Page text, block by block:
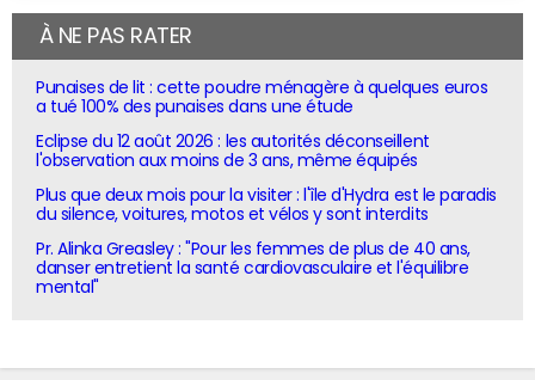
À NE PAS RATER
Punaises de lit : cette poudre ménagère à quelques euros
a tué 100% des punaises dans une étude
Eclipse du 12 août 2026 : les autorités déconseillent
l'observation aux moins de 3 ans, même équipés
Plus que deux mois pour la visiter : l'île d'Hydra est le paradis
du silence, voitures, motos et vélos y sont interdits
Pr. Alinka Greasley : "Pour les femmes de plus de 40 ans,
danser entretient la santé cardiovasculaire et l'équilibre
mental"